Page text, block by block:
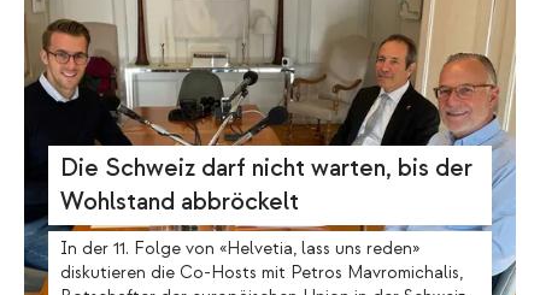
Die Schweiz darf nicht warten, bis der
Wohlstand abbröckelt
In der 11. Folge von «Helvetia, lass uns reden»
diskutieren die Co-Hosts mit Petros Mavromichalis,